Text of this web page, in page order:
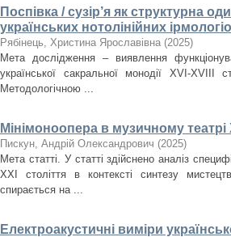
Поспівка / сузір’я як структурна
українських нотолінійних
Рябінець, Христина Ярославівна (2025)
Мета дослідження – виявлення
української сакральної монодії XVI-XVIII
Методологічною ...
Мінімоноопера в музичному театрі
Пискун, Андрій Олександрович (2025)
Мета статті. У статті здійснено аналіз
ХХІ століття в контексті синтезу
спирається на ...
Електроакустичні виміри